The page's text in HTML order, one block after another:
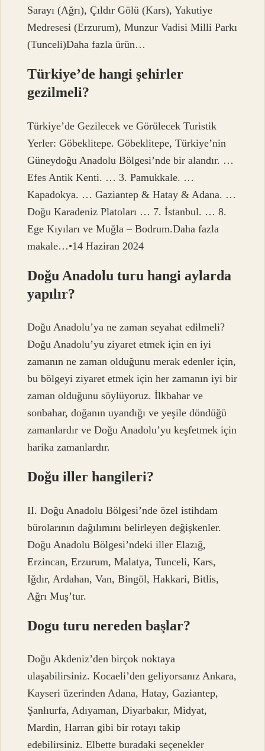
Sarayı (Ağrı), Çıldır Gölü (Kars), Yakutiye
Medresesi (Erzurum), Munzur Vadisi Milli Parkı
(Tunceli)Daha fazla ürün…
Türkiye’de hangi şehirler
gezilmeli?
Türkiye’de Gezilecek ve Görülecek Turistik
Yerler: Göbeklitepe. Göbeklitepe, Türkiye’nin
Güneydoğu Anadolu Bölgesi’nde bir alandır. …
Efes Antik Kenti. … 3. Pamukkale. …
Kapadokya. … Gaziantep & Hatay & Adana. …
Doğu Karadeniz Platoları … 7. İstanbul. … 8.
Ege Kıyıları ve Muğla – Bodrum.Daha fazla
makale…•14 Haziran 2024
Doğu Anadolu turu hangi aylarda
yapılır?
Doğu Anadolu’ya ne zaman seyahat edilmeli?
Doğu Anadolu’yu ziyaret etmek için en iyi
zamanın ne zaman olduğunu merak edenler için,
bu bölgeyi ziyaret etmek için her zamanın iyi bir
zaman olduğunu söylüyoruz. İlkbahar ve
sonbahar, doğanın uyandığı ve yeşile döndüğü
zamanlardır ve Doğu Anadolu’yu keşfetmek için
harika zamanlardır.
Doğu iller hangileri?
II. Doğu Anadolu Bölgesi’nde özel istihdam
bürolarının dağılımını belirleyen değişkenler.
Doğu Anadolu Bölgesi’ndeki iller Elazığ,
Erzincan, Erzurum, Malatya, Tunceli, Kars,
Iğdır, Ardahan, Van, Bingöl, Hakkari, Bitlis,
Ağrı Muş’tur.
Dogu turu nereden başlar?
Doğu Akdeniz’den birçok noktaya
ulaşabilirsiniz. Kocaeli’den geliyorsanız Ankara,
Kayseri üzerinden Adana, Hatay, Gaziantep,
Şanlıurfa, Adıyaman, Diyarbakır, Midyat,
Mardin, Harran gibi bir rotayı takip
edebilirsiniz. Elbette buradaki seçenekler